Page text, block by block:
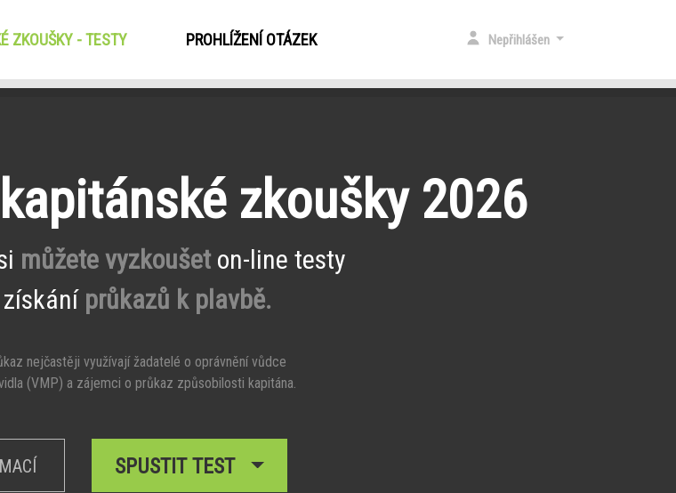
ZKOUŠKY - TESTY(CURRENT)PROHLÍŽENÍ OTÁZEK Nepřihlášen
zkoušky 2026
můžete vyzkoušet on-line testy
průkazů k plavbě.
nejčastěji využívají žadatelé o oprávnění vůdce
(VMP) a zájemci o průkaz způsobilosti kapitána.
SPUSTIT TEST